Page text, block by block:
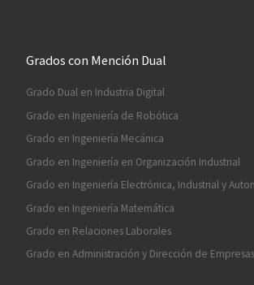
Grados con Mención Dual
Grado Dual en Industria Digital
Grado en Ingeniería de Robótica
Grado en Ingeniería Mecánica
Grado en Ingeniería en Organización Industrial
Grado en Ingeniería Electrónica, Industrial y
Grado en Ingeniería Matemática
Grado en Relaciones Laborales
Grado en Administración y Dirección de Empresas